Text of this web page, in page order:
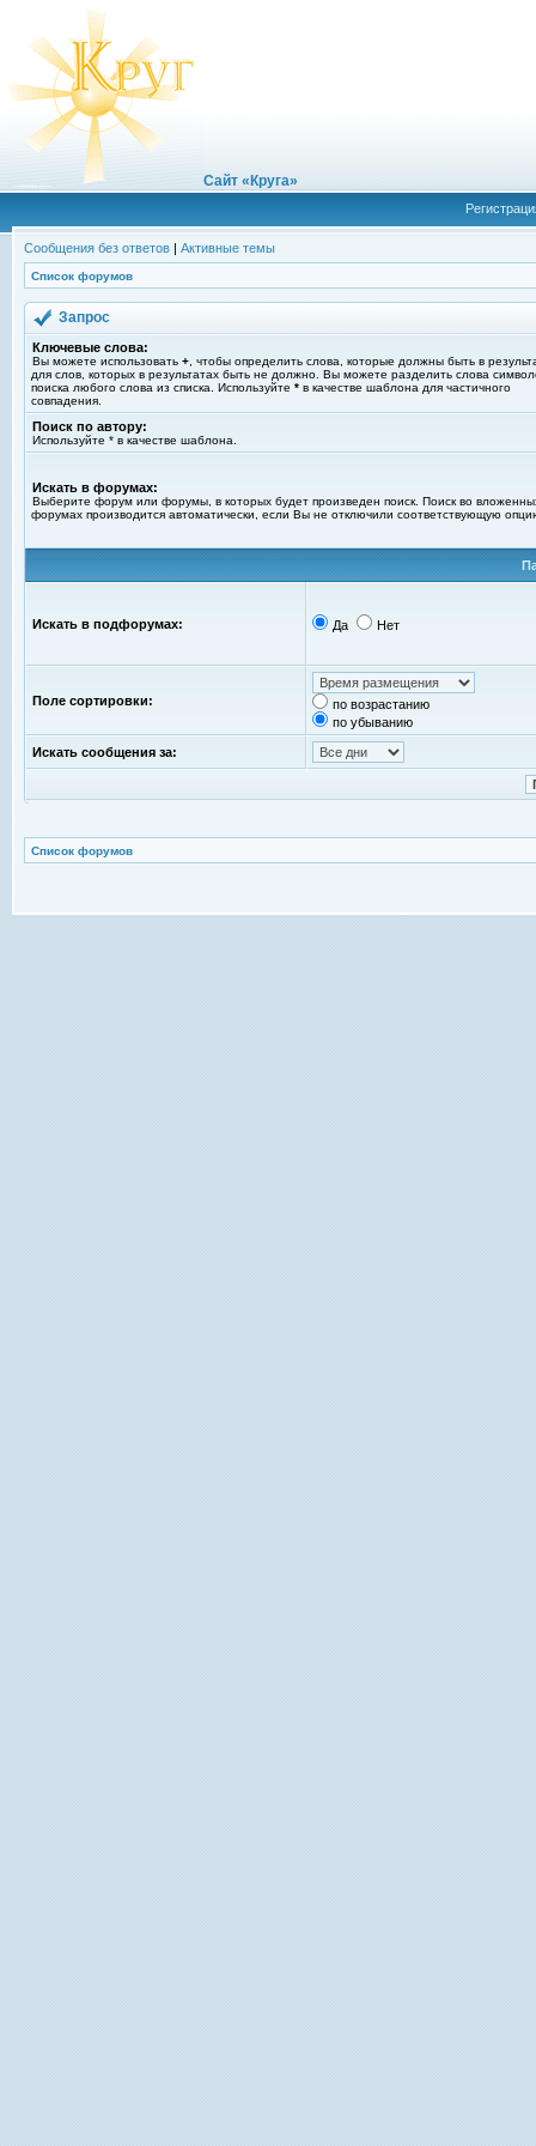
Сайт «Круга»
Сообщения без ответов | Активные темы
Список форумов
Запрос
Ключевые слова:
Вы можете использовать + , чтобы определить слова, которые должны быть в
для слов, которых в результатах быть не должно. Вы можете разделить слова
поиска любого слова из списка. Используйте * в качестве шаблона для частичного
совпадения.
Поиск по автору:
Используйте * в качестве шаблона.
Искать в форумах:
Выберите форум или форумы, в которых будет произведен поиск. Поиск во
форумах производится автоматически, если Вы не отключили соответствующую
Искать в подфорумах: Да Нет
Поле сортировки:
по возрастанию
по убыванию
Искать сообщения за:
Список форумов